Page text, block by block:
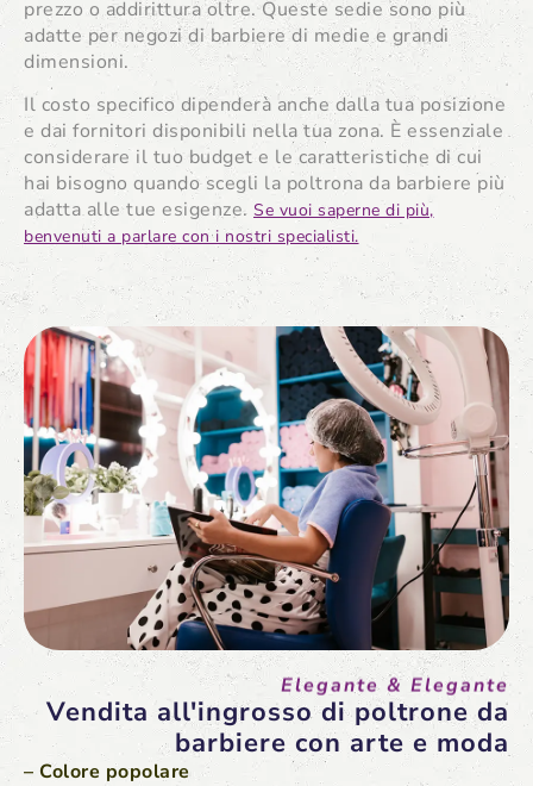
prezzo o addirittura oltre. Queste sedie sono più
adatte per negozi di barbiere di medie e grandi
dimensioni.
Il costo specifico dipenderà anche dalla tua posizione
e dai fornitori disponibili nella tua zona. È essenziale
considerare il tuo budget e le caratteristiche di cui
hai bisogno quando scegli la poltrona da barbiere più
adatta alle tue esigenze. Se vuoi saperne di più,
benvenuti a parlare con i nostri specialisti.
Elegante & Elegante
Vendita all'ingrosso di poltrone da
barbiere con arte e moda
– Colore popolare